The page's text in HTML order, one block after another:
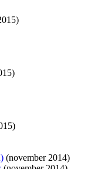
(november 2014)